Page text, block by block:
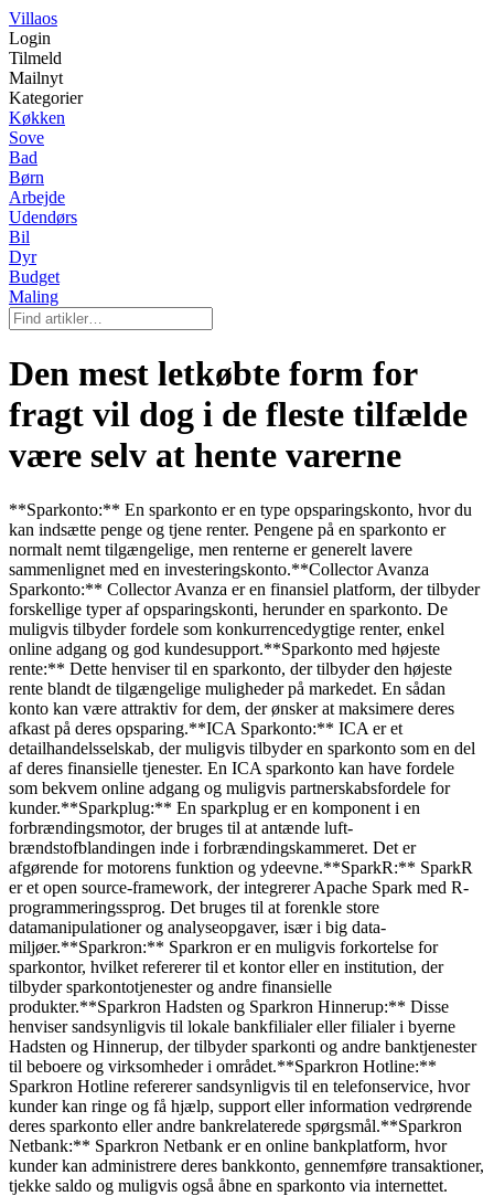
Villaos
Login
Tilmeld
Mailnyt
Kategorier
Køkken
Sove
Bad
Børn
Arbejde
Udendørs
Bil
Dyr
Budget
Maling
Den mest letkøbte form for
fragt vil dog i de fleste tilfælde
være selv at hente varerne
**Sparkonto:** En sparkonto er en type opsparingskonto, hvor du
kan indsætte penge og tjene renter. Pengene på en sparkonto er
normalt nemt tilgængelige, men renterne er generelt lavere
sammenlignet med en investeringskonto.**Collector Avanza
Sparkonto:** Collector Avanza er en finansiel platform, der tilbyder
forskellige typer af opsparingskonti, herunder en sparkonto. De
muligvis tilbyder fordele som konkurrencedygtige renter, enkel
online adgang og god kundesupport.**Sparkonto med højeste
rente:** Dette henviser til en sparkonto, der tilbyder den højeste
rente blandt de tilgængelige muligheder på markedet. En sådan
konto kan være attraktiv for dem, der ønsker at maksimere deres
afkast på deres opsparing.**ICA Sparkonto:** ICA er et
detailhandelsselskab, der muligvis tilbyder en sparkonto som en del
af deres finansielle tjenester. En ICA sparkonto kan have fordele
som bekvem online adgang og muligvis partnerskabsfordele for
kunder.**Sparkplug:** En sparkplug er en komponent i en
forbrændingsmotor, der bruges til at antænde luft-
brændstofblandingen inde i forbrændingskammeret. Det er
afgørende for motorens funktion og ydeevne.**SparkR:** SparkR
er et open source-framework, der integrerer Apache Spark med R-
programmeringssprog. Det bruges til at forenkle store
datamanipulationer og analyseopgaver, især i big data-
miljøer.**Sparkron:** Sparkron er en muligvis forkortelse for
sparkontor, hvilket refererer til et kontor eller en institution, der
tilbyder sparkontotjenester og andre finansielle
produkter.**Sparkron Hadsten og Sparkron Hinnerup:** Disse
henviser sandsynligvis til lokale bankfilialer eller filialer i byerne
Hadsten og Hinnerup, der tilbyder sparkonti og andre banktjenester
til beboere og virksomheder i området.**Sparkron Hotline:**
Sparkron Hotline refererer sandsynligvis til en telefonservice, hvor
kunder kan ringe og få hjælp, support eller information vedrørende
deres sparkonto eller andre bankrelaterede spørgsmål.**Sparkron
Netbank:** Sparkron Netbank er en online bankplatform, hvor
kunder kan administrere deres bankkonto, gennemføre transaktioner,
tjekke saldo og muligvis også åbne en sparkonto via internettet.